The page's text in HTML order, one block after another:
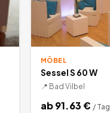
MÖBEL
Sessel S 60 W
📍 Bad Vilbel
ab91.63€ / Tag